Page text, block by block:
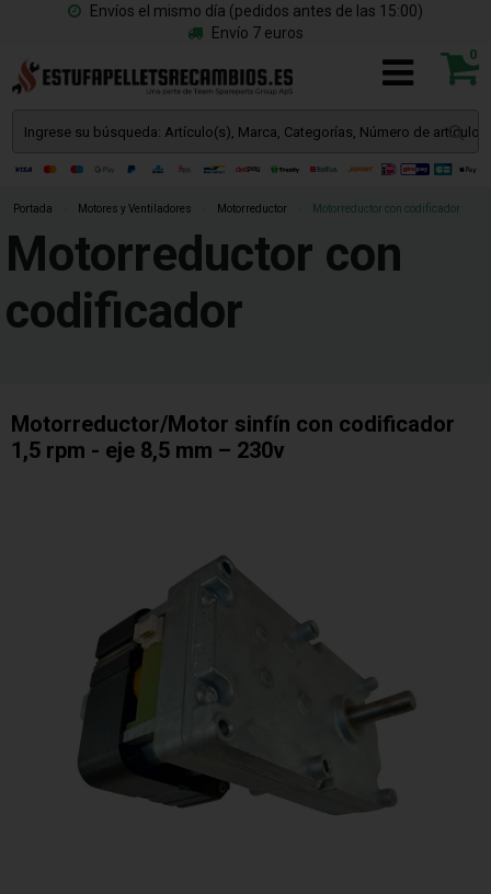
Envíos el mismo día (pedidos antes de las 15:00)
Envío 7 euros
0
Portada Motores y Ventiladores Motorreductor Motorreductor con codificador
Motorreductor con
codificador
Motorreductor/Motor sinfín con codificador
1,5 rpm - eje 8,5 mm – 230v